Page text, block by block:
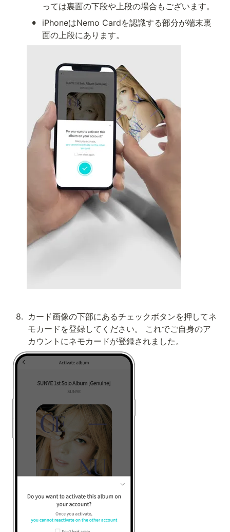
っては裏面の下段や上段の場合もございます。
•
iPhoneはNemo Cardを認識する部分が端末裏
面の上段にあります。
8. カード画像の下部にあるチェックボタンを押してネ
モカードを登録してください。 これでご自身のア
カウントにネモカードが登録されました。